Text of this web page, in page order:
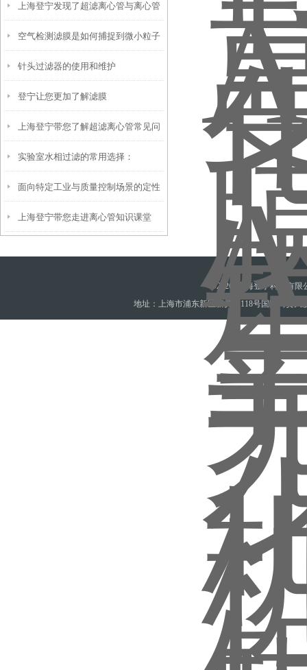
上海登宁发现了超滤离心管与离心管
之间的小秘密
空气检测滤膜是如何捕捉到微小粒子
的？
针头过滤器的使用和维护
登宁让您更加了解滤膜
上海登宁带您了解超滤离心管常见问
题及解决方法
实验室水相过滤的常用选择：
Whatman 混合纤维素酯膜的性能与应
用解析
面向特定工业与质量控制场景的定性
滤纸解决方案
上海登宁带您走进离心管知识课堂
©2026 上海登宁科技有
地址：上海市浦东新区新灵路118号国际商贸大